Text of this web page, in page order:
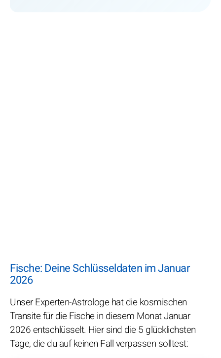
Fische: Deine Schlüsseldaten im Januar
2026
Unser Experten-Astrologe hat die kosmischen
Transite für die Fische in diesem Monat Januar
2026 entschlüsselt. Hier sind die 5 glücklichsten
Tage, die du auf keinen Fall verpassen solltest: